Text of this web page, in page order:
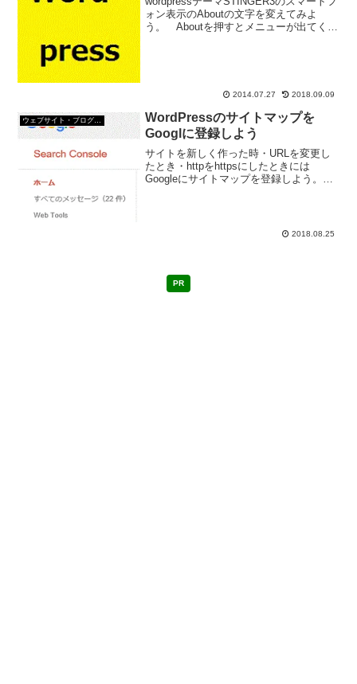
ォン表示のAboutの文字を変えてみよ
う。 Aboutを押すとメニューが出てくる
2014.07.27 2018.09.09
WordPressのサイトマップを
Googlに登録しよう
サイトを新しく作った時・URLを変更し
たとき・httpをhttpsにしたときには
Googleにサイトマップを登録しよう。
2018.08.25
PR